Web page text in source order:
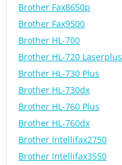
Brother Fax8650p
Brother Fax9500
Brother HL-700
Brother HL-720 Laserplus
Brother HL-730 Plus
Brother HL-730dx
Brother HL-760 Plus
Brother HL-760dx
Brother Intellifax2750
Brother Intellifax3550